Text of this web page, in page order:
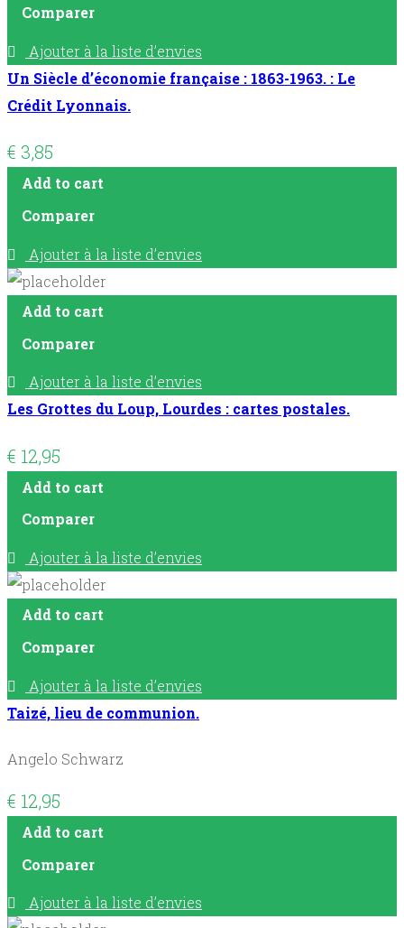
Comparer
Ajouter à la liste d’envies
Un Siècle d’économie française : 1863-1963. : Le
Crédit Lyonnais.
€ 3,85
Add to cart
Comparer
Ajouter à la liste d’envies
Add to cart
Comparer
Ajouter à la liste d’envies
Les Grottes du Loup, Lourdes : cartes postales.
€ 12,95
Add to cart
Comparer
Ajouter à la liste d’envies
Add to cart
Comparer
Ajouter à la liste d’envies
Taizé, lieu de communion.
Angelo Schwarz
€ 12,95
Add to cart
Comparer
Ajouter à la liste d’envies